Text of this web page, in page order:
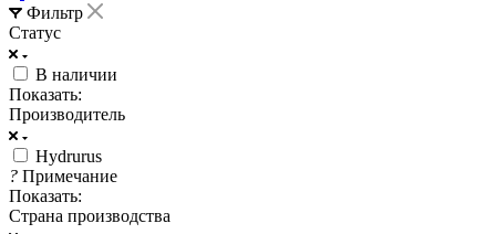
Фильтр
Статус
В наличии
Показать:
Производитель
Hydrurus
? Примечание
Показать:
Страна производства